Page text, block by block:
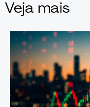
Veja mais